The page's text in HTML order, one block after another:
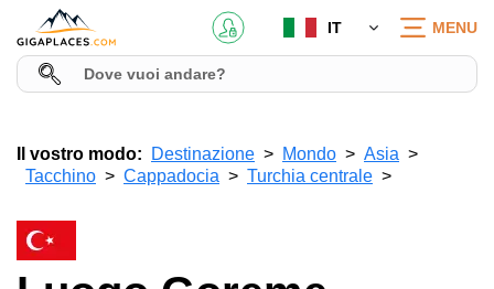
IT MENU
Il vostro modo: Destinazione Mondo
Asia
Tacchino
Cappadocia Turchia centrale